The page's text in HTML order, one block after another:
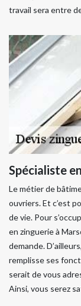
travail sera entre
Spécialiste
Le métier de
ouvriers. Et c’est
de vie. Pour
en zinguerie à
demande.
remplisse ses
serait de vous
Ainsi, vous serez